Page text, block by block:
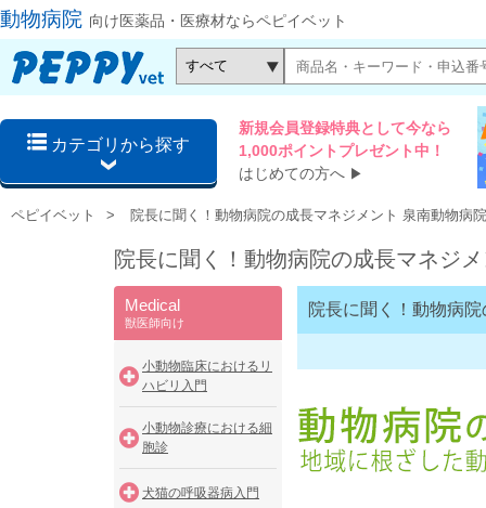
動物病院 向け医薬品・医療材ならペピイベット
カテゴリから探す
新規会員登録特典として今なら
1,000ポイントプレゼント中！
はじめての方へ ▶
ペピイベット 院長に聞く！動物病院の成長マネジメント 泉南動物病院
院長に聞く！動物病院の成長マネジ
Medical
獣医師向け
小動物臨床におけるリ
ハビリ入門
小動物診療における細
胞診
犬猫の呼吸器病入門
院長に聞く！動物病